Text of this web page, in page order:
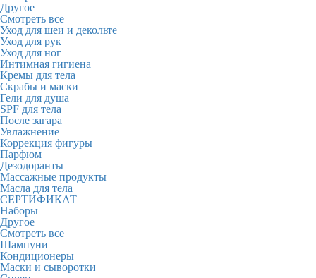
Другое
Смотреть все
Уход для шеи и декольте
Уход для рук
Уход для ног
Интимная гигиена
Кремы для тела
Скрабы и маски
Гели для душа
SPF для тела
После загара
Увлажнение
Коррекция фигуры
Парфюм
Дезодоранты
Массажные продукты
Масла для тела
СЕРТИФИКАТ
Наборы
Другое
Смотреть все
Шампуни
Кондиционеры
Маски и сыворотки